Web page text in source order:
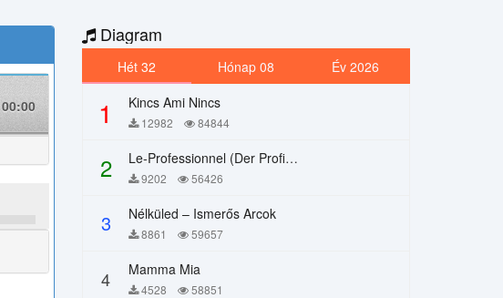
00:00
Diagram
Hét 32 Hónap 08 Év 2026
1 Kincs Ami Nincs
12982 84844
2 Le-Professionnel (Der Profi) – Chi Mai
9202 56426
3 Nélküled – Ismerős Arcok
8861 59657
4 Mamma Mia
4528 58851